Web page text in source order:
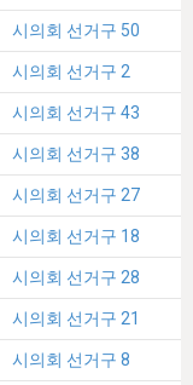
시의회 선거구 50
시의회 선거구 2
시의회 선거구 43
시의회 선거구 38
시의회 선거구 27
시의회 선거구 18
시의회 선거구 28
시의회 선거구 21
시의회 선거구 8